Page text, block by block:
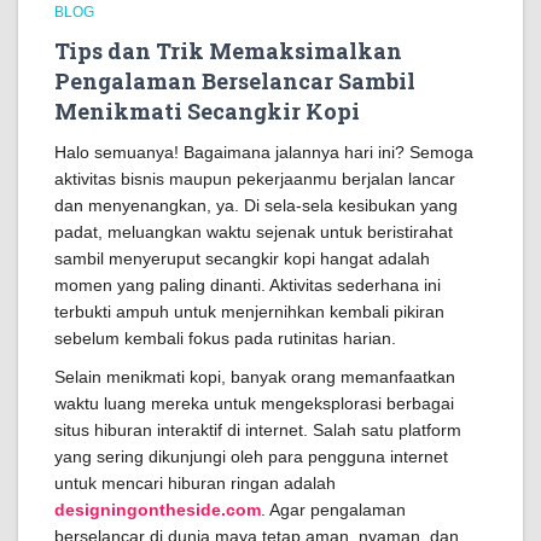
BLOG
Tips dan Trik Memaksimalkan
Pengalaman Berselancar Sambil
Menikmati Secangkir Kopi
Halo semuanya! Bagaimana jalannya hari ini? Semoga
aktivitas bisnis maupun pekerjaanmu berjalan lancar
dan menyenangkan, ya. Di sela-sela kesibukan yang
padat, meluangkan waktu sejenak untuk beristirahat
sambil menyeruput secangkir kopi hangat adalah
momen yang paling dinanti. Aktivitas sederhana ini
terbukti ampuh untuk menjernihkan kembali pikiran
sebelum kembali fokus pada rutinitas harian.
Selain menikmati kopi, banyak orang memanfaatkan
waktu luang mereka untuk mengeksplorasi berbagai
situs hiburan interaktif di internet. Salah satu platform
yang sering dikunjungi oleh para pengguna internet
untuk mencari hiburan ringan adalah
designingontheside.com . Agar pengalaman
berselancar di dunia maya tetap aman, nyaman, dan